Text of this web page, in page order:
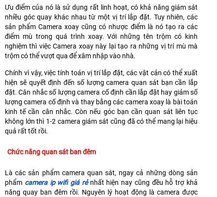
Ưu điểm của nó là sử dụng rất linh hoạt, có khả năng giám sát
nhiều góc quay khác nhau từ một vị trí lắp đặt. Tuy nhiên, các
sản phẩm Camera xoay cũng có nhược điểm là nó tạo ra các
điểm mù trong quá trình xoay. Với những tên trộm có kinh
nghiệm thì việc Camera xoay này lại tạo ra những vị trí mù mà
trộm có thể vượt qua để xâm nhập vào nhà.
Chính vì vậy, việc tính toán vị trí lắp đặt, các vật cản có thể xuất
hiện sẽ quyết định đến số lượng camera quan sát bạn cần lắp
đặt. Cân nhắc số lượng camera cố định cần lắp đặt hay giảm số
lượng camera cố định và thay bằng các camera xoay là bài toán
kinh tế cần cân nhắc. Còn nếu góc bạn cần quan sát liên tục
không lớn thì 1-2 camera giám sát cũng đã có thể mang lại hiệu
quả rất tốt rồi.
Chức năng quan sát ban đêm
Là các sản phẩm camera quan sát, ngay cả những dòng sản
phẩm camera ip wifi giá rẻnhất hiện nay cũng đều hỗ trợ khả
năng quay ban đêm rồi. Nguyên lý hoạt động là camera được